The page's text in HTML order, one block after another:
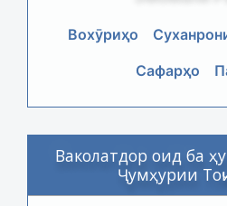
Вохӯриҳо
Сафарҳо
Ваколатдор оид ба
Ҷумҳурии